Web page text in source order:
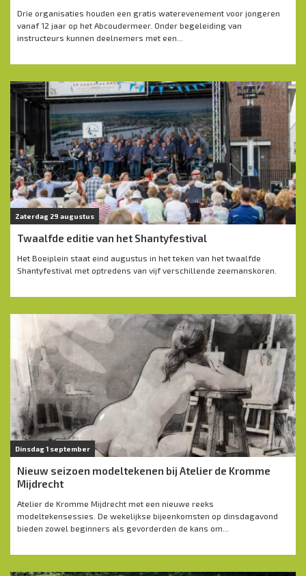
Drie organisaties houden een gratis waterevenement voor jongeren
vanaf 12 jaar op het Abcoudermeer. Onder begeleiding van
instructeurs kunnen deelnemers met een...
Zaterdag 29 augustus
Twaalfde editie van het Shantyfestival
Het Boeiplein staat eind augustus in het teken van het twaalfde
Shantyfestival met optredens van vijf verschillende zeemanskoren.
Dinsdag 1 september
Nieuw seizoen modeltekenen bij Atelier de Kromme
Mijdrecht
Atelier de Kromme Mijdrecht met een nieuwe reeks
modeltekensessies. De wekelijkse bijeenkomsten op dinsdagavond
bieden zowel beginners als gevorderden de kans om...